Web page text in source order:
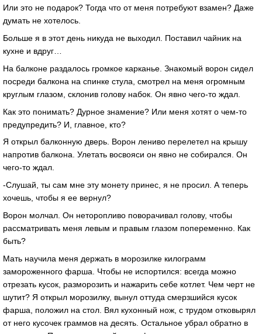
Или это не подарок? Тогда что от меня потребуют взамен? Даже
думать не хотелось.
Больше я в этот день никуда не выходил. Поставил чайник на
кухне и вдруг…
На балконе раздалось громкое карканье. Знакомый ворон сидел
посреди балкона на спинке стула, смотрел на меня огромным
круглым глазом, склонив голову набок. Он явно чего-то ждал.
Как это понимать? Дурное знамение? Или меня хотят о чем-то
предупредить? И, главное, кто?
Я открыл балконную дверь. Ворон лениво перелетел на крышу
напротив балкона. Улетать восвояси он явно не собирался. Он
чего-то ждал.
-Слушай, ты сам мне эту монету принес, я не просил. А теперь
хочешь, чтобы я ее вернул?
Ворон молчал. Он неторопливо поворачивал голову, чтобы
рассматривать меня левым и правым глазом попеременно. Как
быть?
Мать научила меня держать в морозилке килограмм
замороженного фарша. Чтобы не испортился: всегда можно
отрезать кусок, разморозить и нажарить себе котлет. Чем черт не
шутит? Я открыл морозилку, вынул оттуда смерзшийся кусок
фарша, положил на стол. Вял кухонный нож, с трудом отковырял
от него кусочек граммов на десять. Остальное убрал обратно в